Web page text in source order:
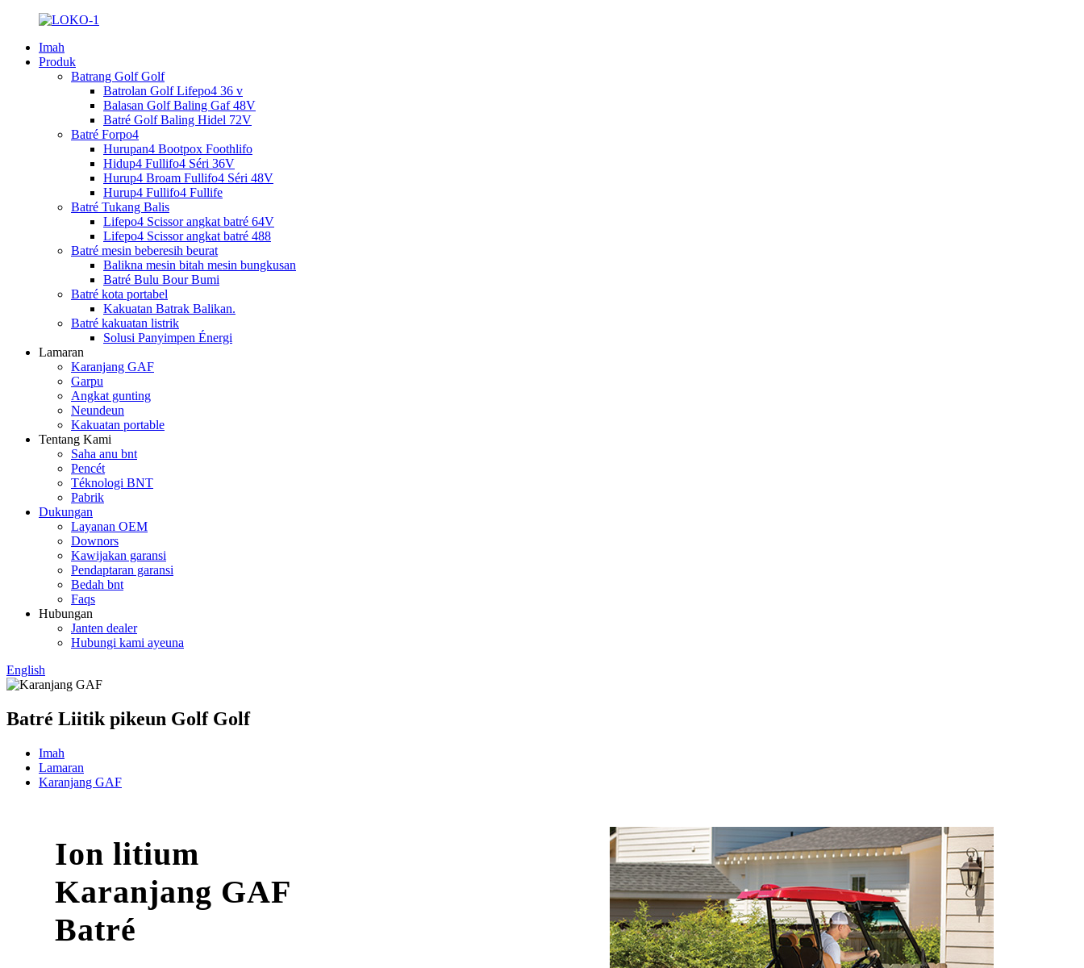
Imah
Produk
Batrang Golf Golf
Batrolan Golf Lifepo4 36 v
Balasan Golf Baling Gaf 48V
Batré Golf Baling Hidel 72V
Batré Forpo4
Hurupan4 Bootpox Foothlifo
Hidup4 Fullifo4 Séri 36V
Hurup4 Broam Fullifo4 Séri 48V
Hurup4 Fullifo4 Fullife
Batré Tukang Balis
Lifepo4 Scissor angkat batré 64V
Lifepo4 Scissor angkat batré 488
Batré mesin beberesih beurat
Balikna mesin bitah mesin bungkusan
Batré Bulu Bour Bumi
Batré kota portabel
Kakuatan Batrak Balikan.
Batré kakuatan listrik
Solusi Panyimpen Énergi
Lamaran
Karanjang GAF
Garpu
Angkat gunting
Neundeun
Kakuatan portable
Tentang Kami
Saha anu bnt
Pencét
Téknologi BNT
Pabrik
Dukungan
Layanan OEM
Downors
Kawijakan garansi
Pendaptaran garansi
Bedah bnt
Faqs
Hubungan
Janten dealer
Hubungi kami ayeuna
English
Batré Liitik pikeun Golf Golf
Imah
Lamaran
Karanjang GAF
Ion litium
Karanjang GAF
Batré